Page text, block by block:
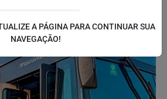
A PÁGINA PARA CONTINUAR SUA
NAVEGAÇÃO!